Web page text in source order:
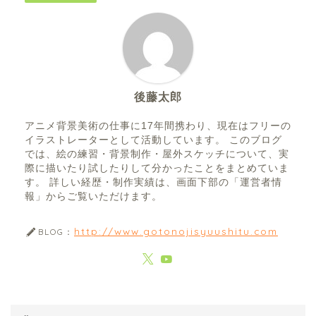
後藤太郎
アニメ背景美術の仕事に17年間携わり、現在はフリーの
イラストレーターとして活動しています。 このブログ
では、絵の練習・背景制作・屋外スケッチについて、実
際に描いたり試したりして分かったことをまとめていま
す。 詳しい経歴・制作実績は、画面下部の「運営者情
報」からご覧いただけます。
BLOG： http://www.gotonojisyuushitu.com